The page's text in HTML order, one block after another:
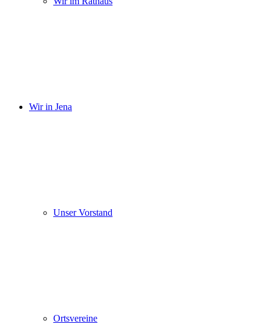
Wir in Jena
Unser Vorstand
Ortsvereine